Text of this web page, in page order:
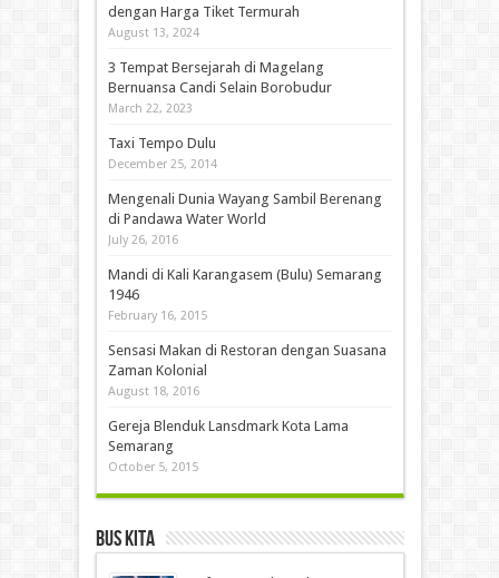
dengan Harga Tiket Termurah
August 13, 2024
3 Tempat Bersejarah di Magelang
Bernuansa Candi Selain Borobudur
March 22, 2023
Taxi Tempo Dulu
December 25, 2014
Mengenali Dunia Wayang Sambil Berenang
di Pandawa Water World
July 26, 2016
Mandi di Kali Karangasem (Bulu) Semarang
1946
February 16, 2015
Sensasi Makan di Restoran dengan Suasana
Zaman Kolonial
August 18, 2016
Gereja Blenduk Lansdmark Kota Lama
Semarang
October 5, 2015
Bus Kita